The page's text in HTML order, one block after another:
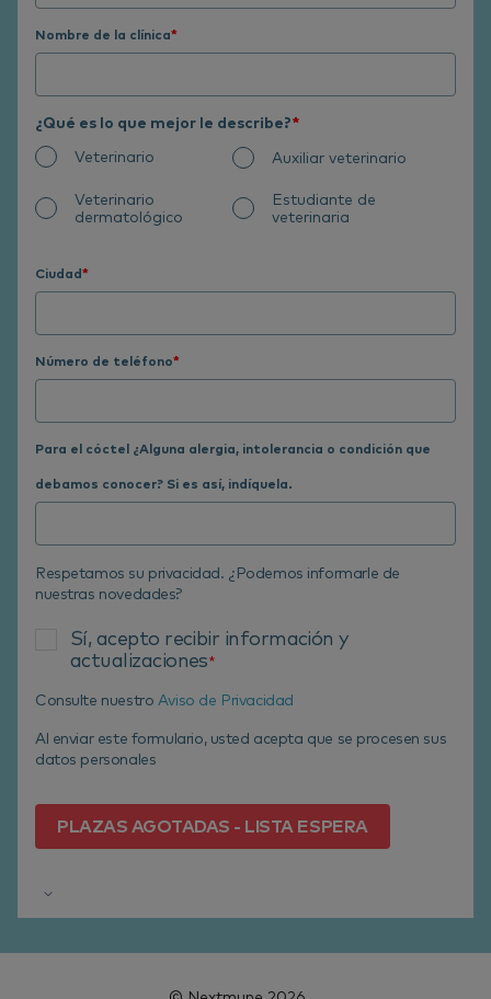
Nombre de la clínica*
¿Qué es lo que mejor le describe?*
Veterinario
Auxiliar veterinario
Veterinario
dermatológico
Estudiante de
veterinaria
Ciudad*
Número de teléfono*
Para el cóctel ¿Alguna alergia, intolerancia o condición que
debamos conocer? Si es así, indíquela.
Respetamos su privacidad. ¿Podemos informarle de
nuestras novedades?
Sí, acepto recibir información y
actualizaciones*
Consulte nuestro Aviso de Privacidad
Al enviar este formulario, usted acepta que se procesen sus
datos personales